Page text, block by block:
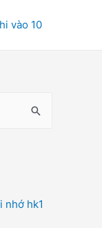
vào 10
nhớ hk1